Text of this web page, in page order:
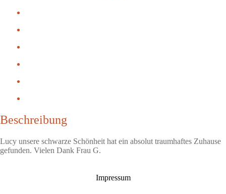
Beschreibung
Lucy unsere schwarze Schönheit hat ein absolut traumhaftes Zuhause
gefunden. Vielen Dank Frau G.
Impressum